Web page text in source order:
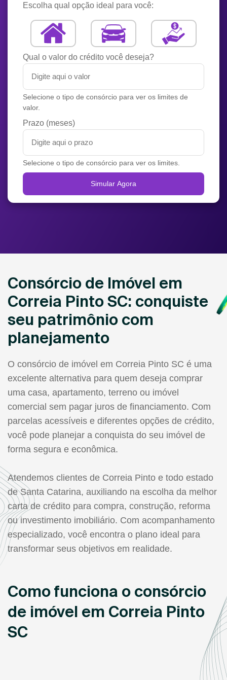
Escolha qual opção ideal para você:
Qual o valor do crédito você deseja?
Selecione o tipo de consórcio para ver os limites de
valor.
Prazo (meses)
Selecione o tipo de consórcio para ver os limites.
Simular Agora
Consórcio de Imóvel em
Correia Pinto SC: conquiste
seu patrimônio com
planejamento
O consórcio de imóvel em Correia Pinto SC é uma
excelente alternativa para quem deseja comprar
uma casa, apartamento, terreno ou imóvel
comercial sem pagar juros de financiamento. Com
parcelas acessíveis e diferentes opções de crédito,
você pode planejar a conquista do seu imóvel de
forma segura e econômica.
Atendemos clientes de Correia Pinto e todo estado
de Santa Catarina, auxiliando na escolha da melhor
carta de crédito para compra, construção, reforma
ou investimento imobiliário. Com acompanhamento
especializado, você encontra o plano ideal para
transformar seus objetivos em realidade.
Como funciona o consórcio
de imóvel em Correia Pinto
SC